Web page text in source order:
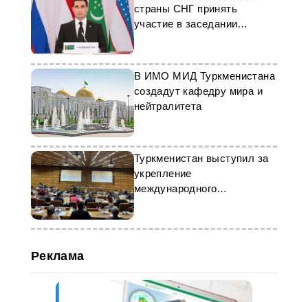
страны СНГ принять
участие в заседании
Совещания по безопасности
в ЦА
В ИМО МИД Туркменистана
создадут кафедру мира и
нейтралитета
Туркменистан выступил за
укрепление
международного
антикоррупционного
взаимодействия
Реклама